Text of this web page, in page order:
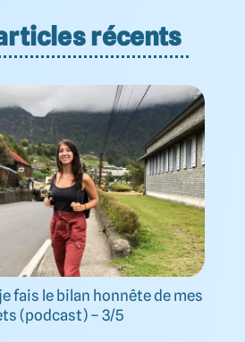
récents
fais le bilan honnête de mes
(podcast) – 3/5